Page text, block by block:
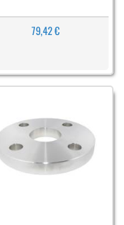
79,42 €